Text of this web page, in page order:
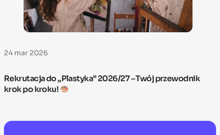
24 mar 2026
Rekrutacja do „Plastyka” 2026/27 – Twój przewodnik
krok po kroku!